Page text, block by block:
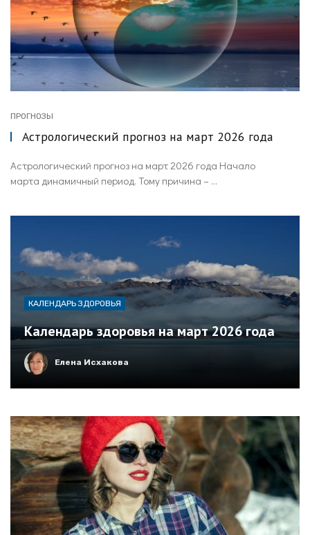
ПРОГНОЗЫ
Астрологический прогноз на март 2026 года
Астрологический прогноз на март 2026 года Начало
марта динамичный период. Тому причина – ...
КАЛЕНДАРЬ ЗДОРОВЬЯ
Календарь здоровья на март 2026 года
Елена Исхакова